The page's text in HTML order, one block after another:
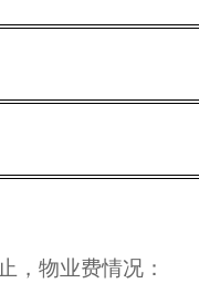
，物业费情况：